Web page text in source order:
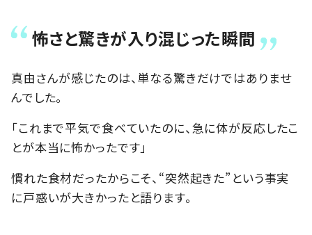
怖さと驚きが入り混じった瞬間
真由さんが感じたのは、単なる驚きだけではありませ
んでした。
「これまで平気で食べていたのに、急に体が反応したこ
とが本当に怖かったです」
慣れた食材だったからこそ、“突然起きた”という事実
に戸惑いが大きかったと語ります。